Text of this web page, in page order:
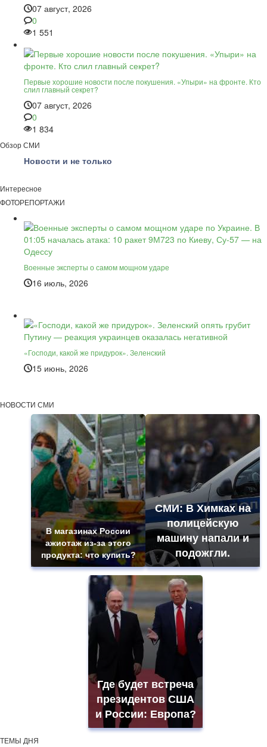
07 август, 2026
0
1 551
Первые хорошие новости после покушения. «Упыри» на фронте. Кто
слил главный секрет?
07 август, 2026
0
1 834
Обзор СМИ
Новости и не только
Интересное
ФОТОРЕПОРТАЖИ
Военные эксперты о самом мощном ударе
16 июль, 2026
«Господи, какой же придурок». Зеленский
15 июнь, 2026
НОВОСТИ СМИ
В магазинах России
ажиотаж из-за этого
продукта: что купить?
СМИ: В Химках на
полицейскую
машину напали и
подожгли.
Где будет встреча
президентов США
и России: Европа?
ТЕМЫ ДНЯ